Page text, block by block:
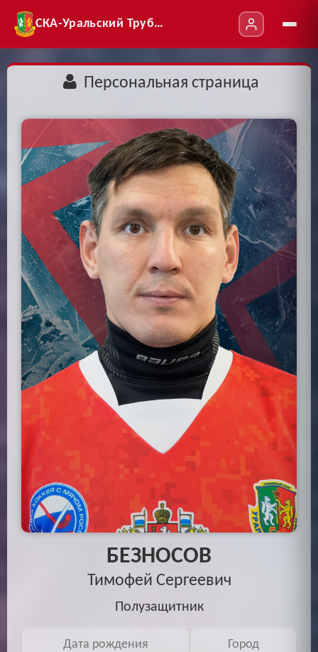
СКА-Уральский Трубник
Персональная страница
БЕЗНОСОВ
Тимофей Сергеевич
Полузащитник
Дата рождения
Город